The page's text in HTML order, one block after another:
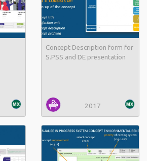
Concept Description form for
S.PSS and DE presentation
2017